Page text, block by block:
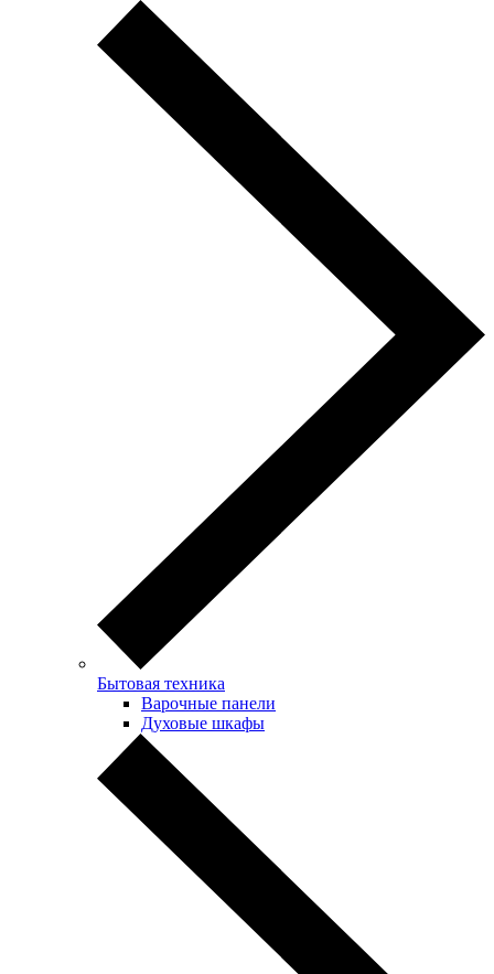
Бытовая техника
Варочные панели
Духовые шкафы